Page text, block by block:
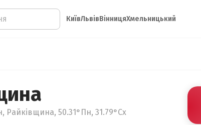
КиївЛьвівВінницяХмельницький
Райківщина, 50.31°Пн, 31.79°Сх